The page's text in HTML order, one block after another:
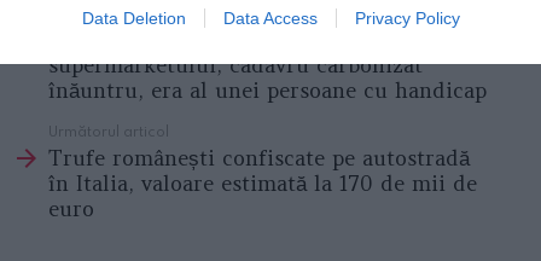
Data Deletion Data Access Privacy Policy
Articolul anterior
supermarketului, cadavru carbonizat
înăuntru, era al unei persoane cu handicap
Următorul articol
Trufe românești confiscate pe autostradă
în Italia, valoare estimată la 170 de mii de
euro